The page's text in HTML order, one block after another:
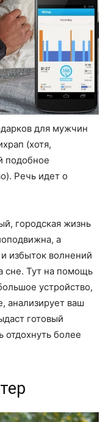
для мужчин
(хотя,
подобное
Речь идет о
городская жизнь
а
избыток волнений
сне. Тут на помощь
устройство,
анализирует ваш
готовый
отдохнуть более